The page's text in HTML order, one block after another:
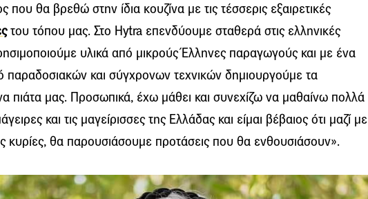
που θα βρεθώ στην ίδια κουζίνα με τις τέσσερις εξαιρετικές
του τόπου μας. Στο Hytra επενδύουμε σταθερά στις ελληνικές
υλικά από μικρούς Έλληνες παραγωγούς και με ένα
παραδοσιακών και σύγχρονων τεχνικών δημιουργούμε τα
πιάτα μας. Προσωπικά, έχω μάθει και συνεχίζω να μαθαίνω πολλά
και τις μαγείρισσες της Ελλάδας και είμαι βέβαιος ότι μαζί με
κυρίες, θα παρουσιάσουμε προτάσεις που θα ενθουσιάσουν».